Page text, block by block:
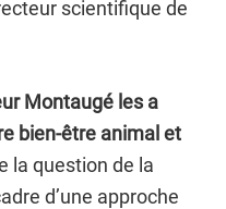
scientifique de
Montaugé les a
bien-être animal et
la question de la
d’une approche